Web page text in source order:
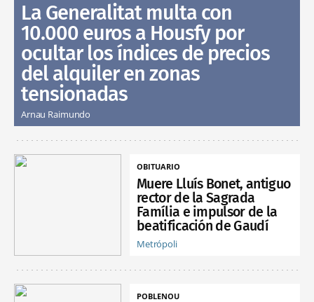
La Generalitat multa con
10.000 euros a Housfy por
ocultar los índices de precios
del alquiler en zonas
tensionadas
Arnau Raimundo
OBITUARIO
Muere Lluís Bonet, antiguo
rector de la Sagrada
Família e impulsor de la
beatificación de Gaudí
Metrópoli
POBLENOU